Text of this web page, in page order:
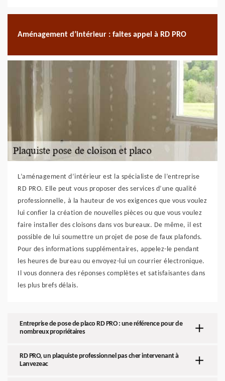
Aménagement d’intérieur : faites appel à RD PRO
L’aménagement d’intérieur est la spécialiste de l’entreprise
RD PRO. Elle peut vous proposer des services d’une qualité
professionnelle, à la hauteur de vos exigences que vous voulez
lui confier la création de nouvelles pièces ou que vous voulez
faire installer des cloisons dans vos bureaux. De même, il est
possible de lui soumettre un projet de pose de faux plafonds.
Pour des informations supplémentaires, appelez-le pendant
les heures de bureau ou envoyez-lui un courrier électronique.
Il vous donnera des réponses complètes et satisfaisantes dans
les plus brefs délais.
Entreprise de pose de placo RD PRO : une référence pour de
nombreux propriétaires
RD PRO, un plaquiste professionnel pas cher intervenant à
Lanvezeac